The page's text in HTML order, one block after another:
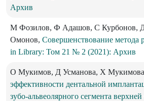
Архив
М Фозилов, Ф Адашов, С Курбонов,
Омонов, Совершенствование метода
in Library: Том 21 № 2 (2021): Архив
O Мукимoв, Д Усманова, Х
эффективности дентальной
зубо-альвеолярного сегмента